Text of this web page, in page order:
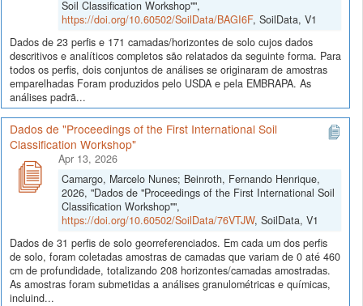
Soil Classification Workshop"",
https://doi.org/10.60502/SoilData/BAGI6F, SoilData, V1
Dados de 23 perfis e 171 camadas/horizontes de solo cujos dados
descritivos e analíticos completos são relatados da seguinte forma. Para
todos os perfis, dois conjuntos de análises se originaram de amostras
emparelhadas Foram produzidos pelo USDA e pela EMBRAPA. As
análises padrã...
Dados de "Proceedings of the First International Soil
Classification Workshop"
Apr 13, 2026
Camargo, Marcelo Nunes; Beinroth, Fernando Henrique,
2026, "Dados de "Proceedings of the First International Soil
Classification Workshop"",
https://doi.org/10.60502/SoilData/76VTJW, SoilData, V1
Dados de 31 perfis de solo georreferenciados. Em cada um dos perfis
de solo, foram coletadas amostras de camadas que variam de 0 até 460
cm de profundidade, totalizando 208 horizontes/camadas amostradas.
As amostras foram submetidas a análises granulométricas e químicas,
incluind...